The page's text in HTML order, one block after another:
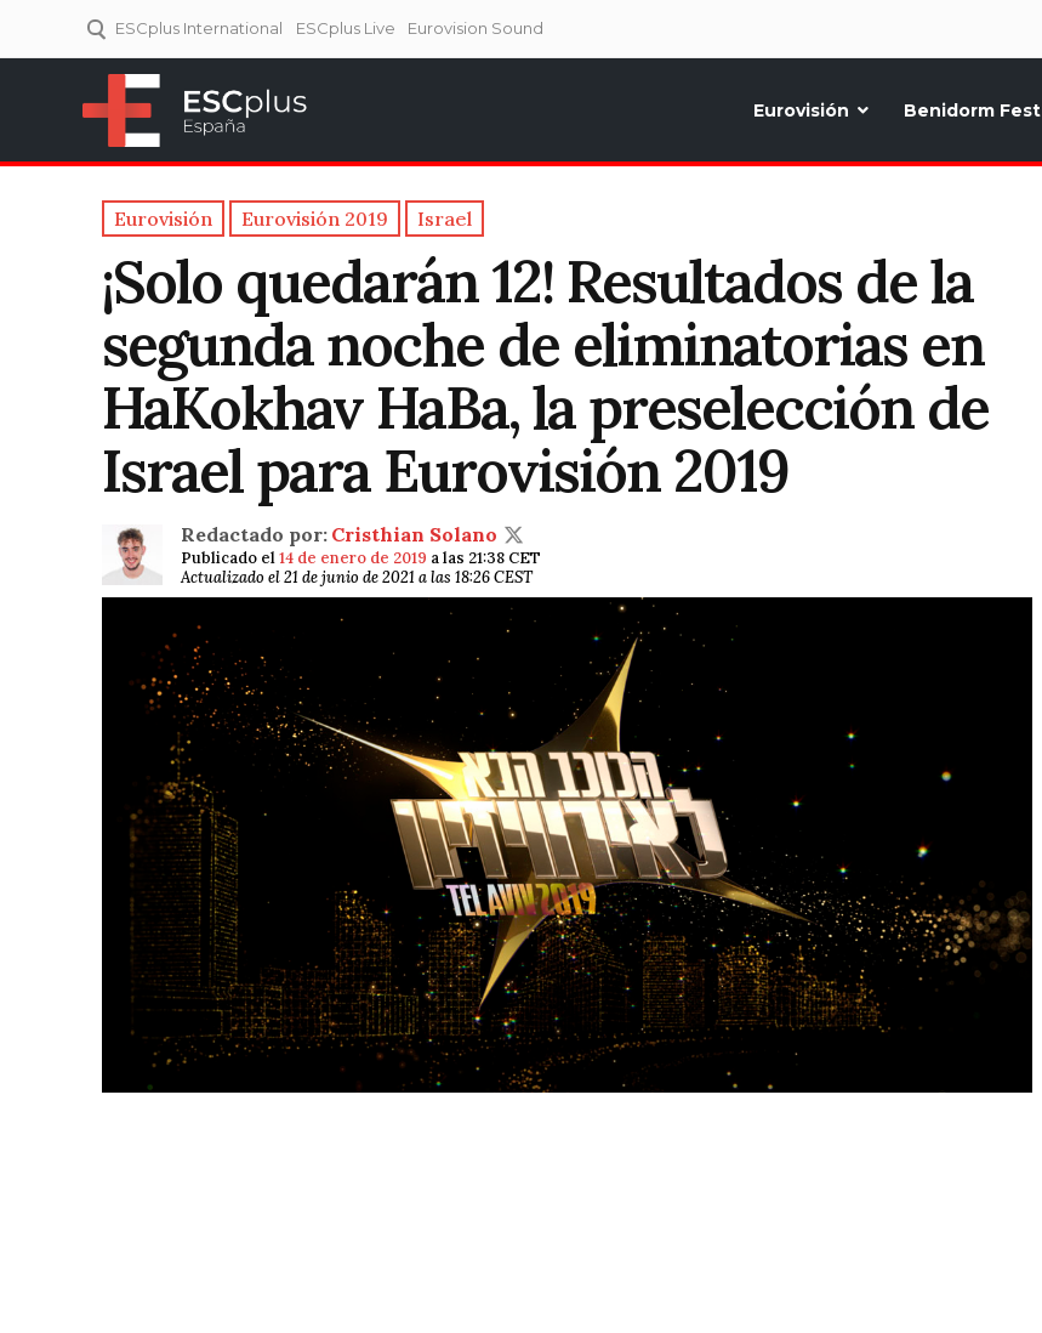
ESCplus International ESCplus Live Eurovision Sound
Eurovisión Benidorm Fest
Eurovisión Eurovisión 2019 Israel
¡Solo quedarán 12! Resultados de la
segunda noche de eliminatorias en
HaKokhav HaBa, la preselección de
Israel para Eurovisión 2019
Redactado por: Cristhian Solano
Publicado el14 de enero de 2019 a las 21:38 CET
Actualizado el 21 de junio de 2021 a las 18:26 CEST